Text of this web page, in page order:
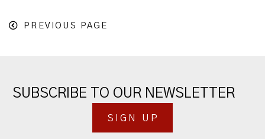
PREVIOUS PAGE
SUBSCRIBE TO OUR NEWSLETTER
SIGN UP